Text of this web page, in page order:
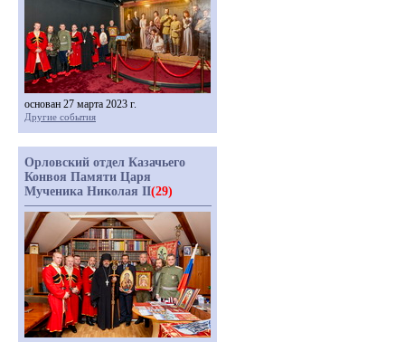
основан 27 марта 2023 г.
Другие события
Орловский отдел Казачьего
Конвоя Памяти Царя
Мученика Николая II(29)